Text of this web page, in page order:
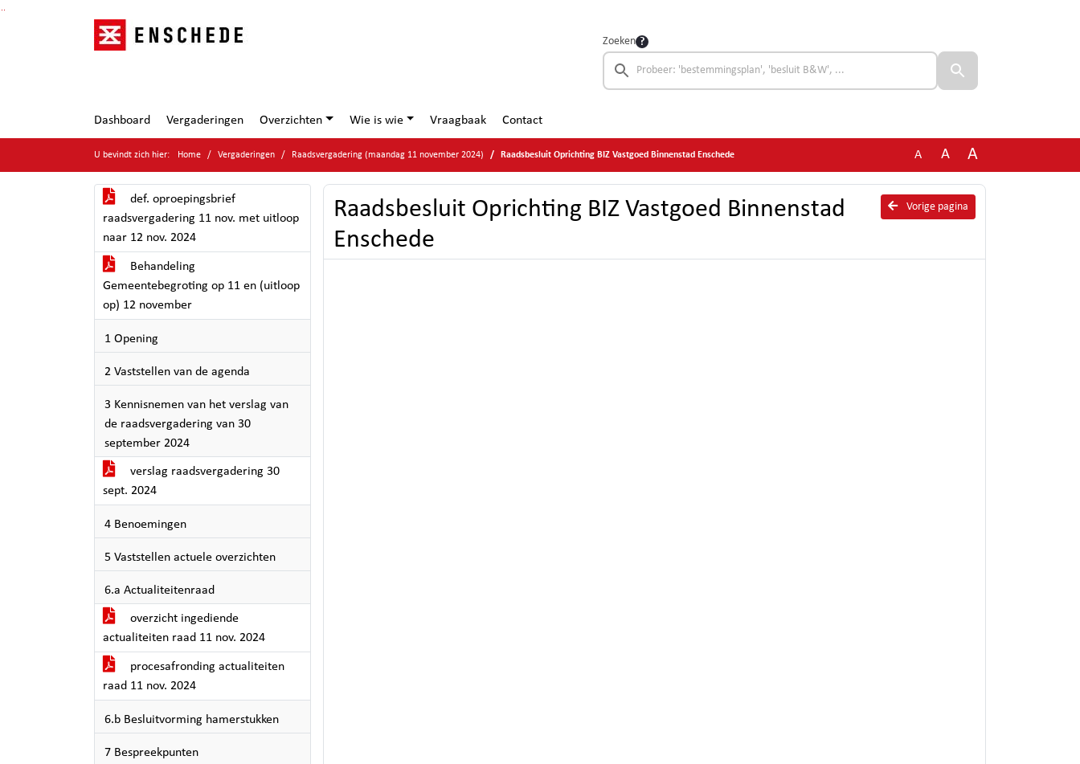
Ga naar de inhoud van deze pagina
Ga naar het zoeken
Ga naar het menu
Zoeken
Dashboard Vergaderingen Overzichten Wie is wie Vraagbaak Contact
U bevindt zich hier: Home Vergaderingen Raadsvergadering (maandag 11 november 2024) Raadsbesluit Oprichting BIZ Vastgoed Binnenstad Enschede A A A
def. oproepingsbrief
raadsvergadering 11 nov. met uitloop
naar 12 nov. 2024
Behandeling
Gemeentebegroting op 11 en (uitloop
op) 12 november
1 Opening
2 Vaststellen van de agenda
3 Kennisnemen van het verslag van
de raadsvergadering van 30
september 2024
verslag raadsvergadering 30
sept. 2024
4 Benoemingen
5 Vaststellen actuele overzichten
6.a Actualiteitenraad
overzicht ingediende
actualiteiten raad 11 nov. 2024
procesafronding actualiteiten
raad 11 nov. 2024
6.b Besluitvorming hamerstukken
7 Bespreekpunten
Vorige pagina
Raadsbesluit Oprichting BIZ Vastgoed Binnenstad
Enschede